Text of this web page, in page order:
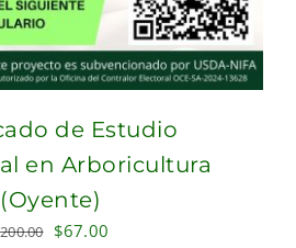
de Estudio
en Arboricultura
(Oyente)
200.00 Original
$67.00